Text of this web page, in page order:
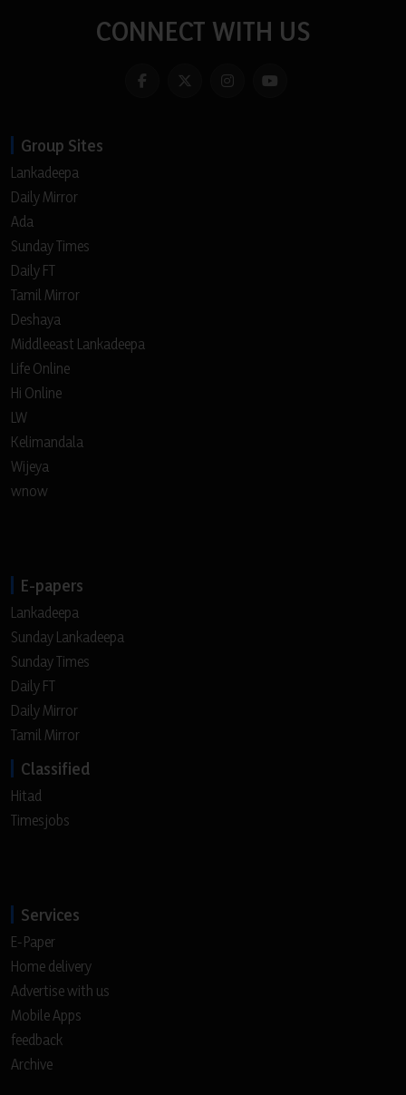
CONNECT WITH US
Group Sites
Lankadeepa
Daily Mirror
Ada
Sunday Times
Daily FT
Tamil Mirror
Deshaya
Middleeast Lankadeepa
Life Online
Hi Online
LW
Kelimandala
Wijeya
wnow
E-papers
Lankadeepa
Sunday Lankadeepa
Sunday Times
Daily FT
Daily Mirror
Tamil Mirror
Classified
Hitad
Timesjobs
Services
E-Paper
Home delivery
Advertise with us
Mobile Apps
feedback
Archive